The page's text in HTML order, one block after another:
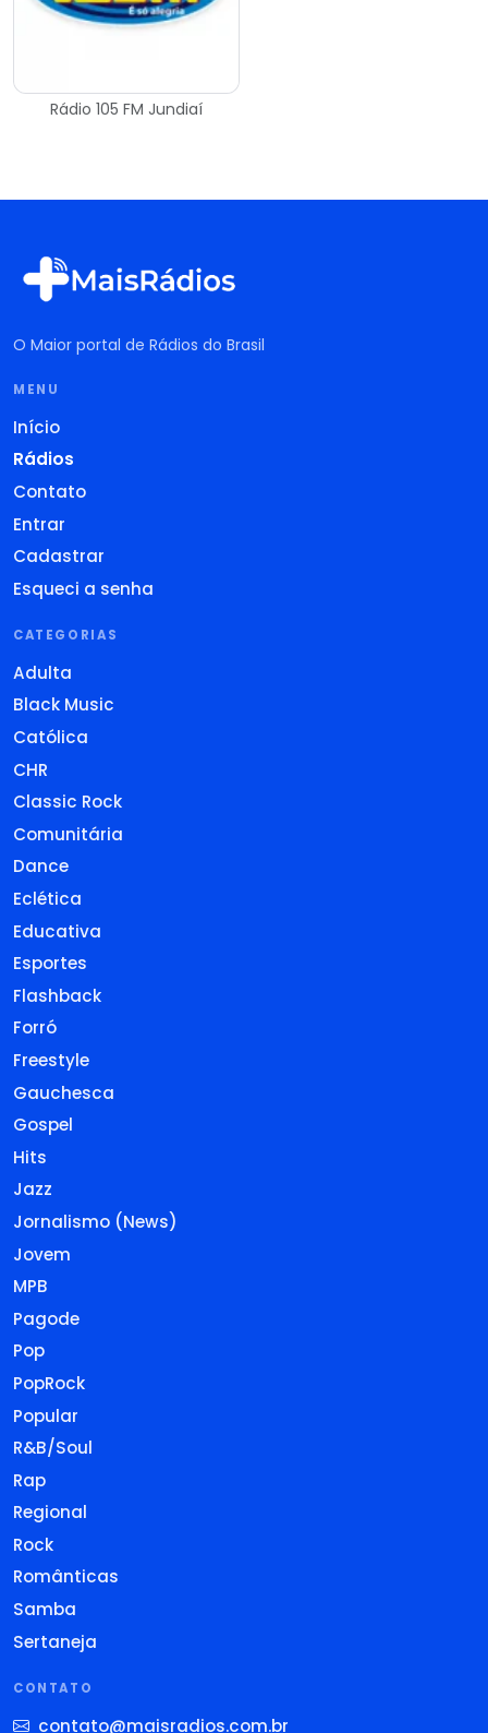
Rádio 105 FM Jundiaí
O Maior portal de Rádios do Brasil
MENU
Início
Rádios
Contato
Entrar
Cadastrar
Esqueci a senha
CATEGORIAS
Adulta
Black Music
Católica
CHR
Classic Rock
Comunitária
Dance
Eclética
Educativa
Esportes
Flashback
Forró
Freestyle
Gauchesca
Gospel
Hits
Jazz
Jornalismo (News)
Jovem
MPB
Pagode
Pop
PopRock
Popular
R&B/Soul
Rap
Regional
Rock
Românticas
Samba
Sertaneja
CONTATO
contato@maisradios.com.br